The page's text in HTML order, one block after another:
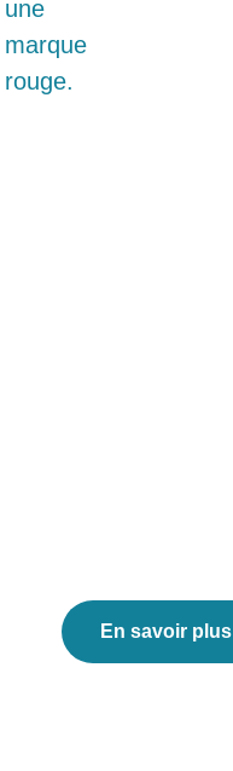
En savoir plus